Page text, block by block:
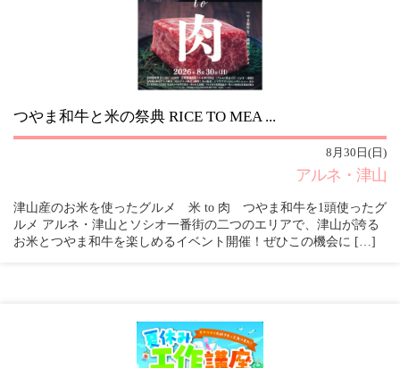
つやま和牛と米の祭典 RICE TO MEA ...
8月30日(日)
アルネ・津山
津山産のお米を使ったグルメ 米 to 肉 つやま和牛を1頭使ったグ
ルメ アルネ・津山とソシオ一番街の二つのエリアで、津山が誇る
お米とつやま和牛を楽しめるイベント開催！ぜひこの機会に […]